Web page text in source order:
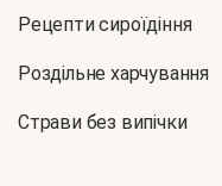
Рецепти сироїдіння
Роздільне харчування
Страви без випічки